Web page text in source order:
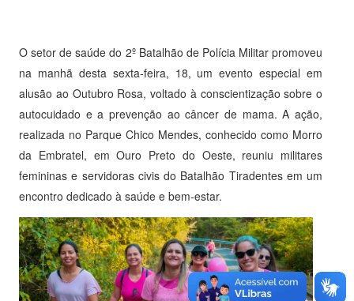
O setor de saúde do 2º Batalhão de Polícia Militar promoveu
na manhã desta sexta-feira, 18, um evento especial em
alusão ao Outubro Rosa, voltado à conscientização sobre o
autocuidado e a prevenção ao câncer de mama. A ação,
realizada no Parque Chico Mendes, conhecido como Morro
da Embratel, em Ouro Preto do Oeste, reuniu militares
femininas e servidoras civis do Batalhão Tiradentes em um
encontro dedicado à saúde e bem-estar.